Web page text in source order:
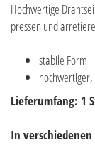
Hochwertige
pressen und
stabile Form
Lieferumfang: 1
In